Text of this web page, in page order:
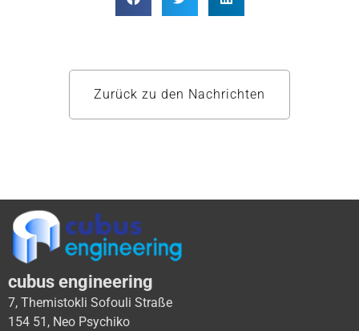
Zurück zu den Nachrichten
cubus engineering
7, Themistokli Sofouli Straße
154 51, Neo Psychiko